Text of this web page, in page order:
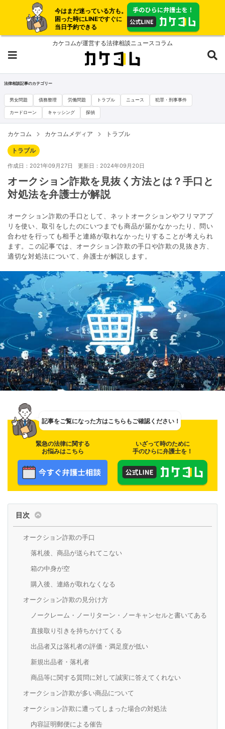
今はまだ迷っている方も。
困った時にLINEですぐに
当日予約できる
カケコムが運営する法律相談ニュースコラム
法律相談記事のカテゴリー
男女問題 債務整理 労働問題 トラブル ニュース 犯罪・刑事事件
カードローン キャッシング 探偵
カケコム カケコムメディア トラブル
トラブル
作成日：2021年09月27日 更新日：2024年09月20日
オークション詐欺を見抜く方法とは？手口と
対処法を弁護士が解説
オークション詐欺の手口として、ネットオークションやフリマアプ
リを使い、取引をしたのにいつまでも商品が届かなかったり、問い
合わせを行っても相手と連絡が取れなかったりすることが考えられ
ます。この記事では、オークション詐欺の手口や詐欺の見抜き方、
適切な対処法について、弁護士が解説します。
記事をご覧になった方はこちらもご確認ください！
緊急の法律に関する
お悩みはこちら
いざって時のために
手のひらに弁護士を！
目次
オークション詐欺の手口
落札後、商品が送られてこない
箱の中身が空
購入後、連絡が取れなくなる
オークション詐欺の見分け方
ノークレーム・ノーリターン・ノーキャンセルと書いてある
直接取り引きを持ちかけてくる
出品者又は落札者の評価・満足度が低い
新規出品者・落札者
商品等に関する質問に対して誠実に答えてくれない
オークション詐欺が多い商品について
オークション詐欺に遭ってしまった場合の対処法
内容証明郵便による催告